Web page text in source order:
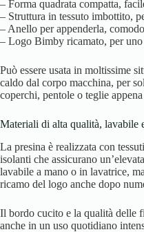
– Forma quadrata compatta,
– Struttura in tessuto imbottito,
– Anello per appenderla,
– Logo Bimby ricamato, per
Può essere usata in moltissime
caldo dal corpo macchina, per
coperchi, pentole o teglie
Materiali di alta qualità, lavabile
La presina è realizzata con
isolanti che assicurano
lavabile a mano o in lavatrice,
ricamo del logo anche dopo
Il bordo cucito e la qualità delle
anche in un uso quotidiano